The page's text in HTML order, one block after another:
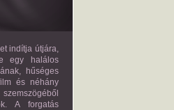
indítja útjára,
egy halálos
hűséges
és néhány
A forgatás